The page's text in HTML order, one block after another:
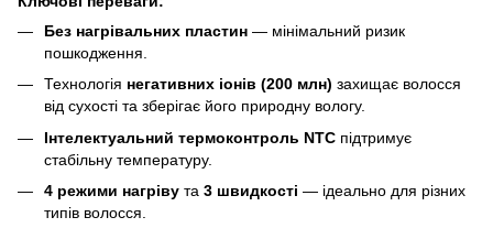
Без нагрівальних пластин — мінімальний ризик
пошкодження.
Технологія негативних іонів (200 млн) захищає волосся
від сухості та зберігає його природну вологу.
Інтелектуальний термоконтроль NTC підтримує
стабільну температуру.
4 режими нагріву та 3 швидкості — ідеально для різних
типів волосся.